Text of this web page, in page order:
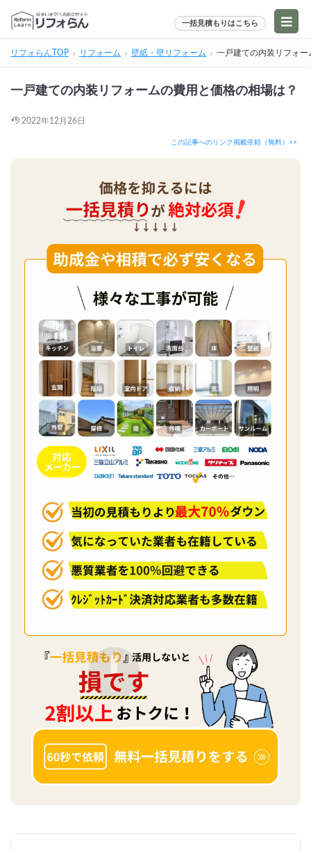
一括見積もりはこちら
リフォらんTOP リフォーム 壁紙・壁リフォーム 一戸建ての内装リフォ
一戸建ての内装リフォームの費用と価格の相場は？
2022年12月26日
この記事へのリンク掲載依頼（無料）>>